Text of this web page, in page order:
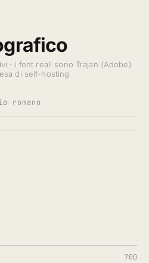
· i font reali sono Trajan (Adobe)
di self-hosting
romano
700